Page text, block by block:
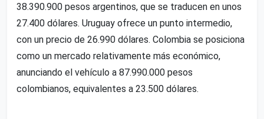
38.390.900 pesos argentinos, que se traducen en unos
27.400 dólares. Uruguay ofrece un punto intermedio,
con un precio de 26.990 dólares. Colombia se posiciona
como un mercado relativamente más económico,
anunciando el vehículo a 87.990.000 pesos
colombianos, equivalentes a 23.500 dólares.